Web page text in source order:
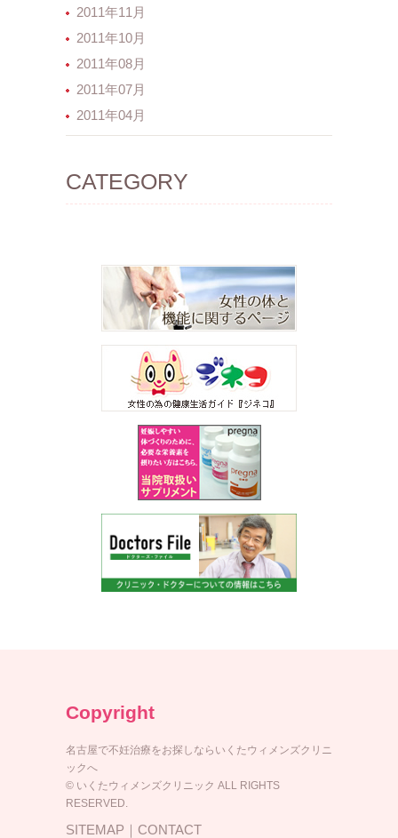
2011年11月
2011年10月
2011年08月
2011年07月
2011年04月
CATEGORY
Copyright
名古屋で不妊治療をお探しならいくたウィメンズクリニ
ックへ
© いくたウィメンズクリニック ALL RIGHTS
RESERVED.
SITEMAP ｜ CONTACT